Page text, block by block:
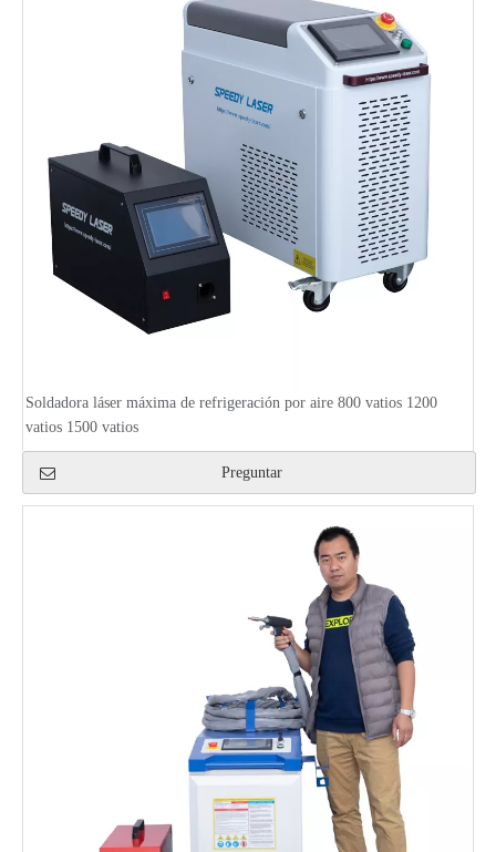
Soldadora láser máxima de refrigeración por aire 800 vatios 1200
vatios 1500 vatios
Preguntar